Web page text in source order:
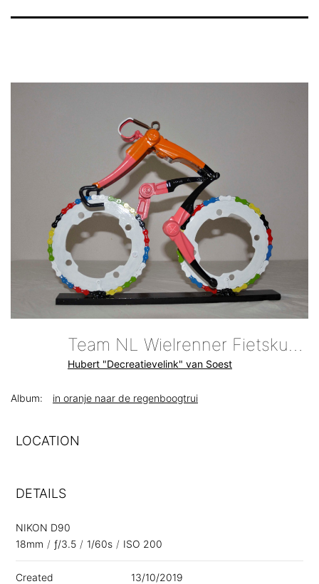
Hubert "Decreatievelink" van Soest
Album: in oranje naar de regenboogtrui
LOCATION
DETAILS
NIKON D90
18mm / ƒ/3.5 / 1/60s / ISO 200
Created
13/10/2019